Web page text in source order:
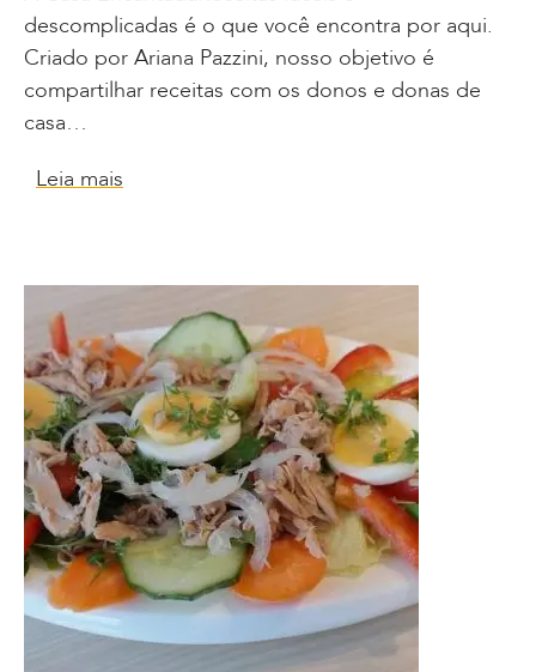
descomplicadas é o que você encontra por aqui.
Criado por Ariana Pazzini, nosso objetivo é
compartilhar receitas com os donos e donas de
casa…
Leia mais